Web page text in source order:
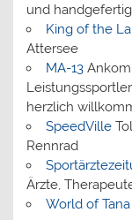
und
King of the
Attersee
MA-13
herzlich
SpeedVille
Rennrad
Ärzte,
World of